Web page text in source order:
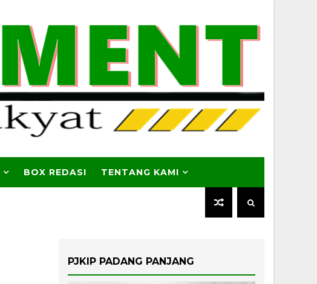
BOX REDASI TENTANG KAMI
PJKIP PADANG PANJANG